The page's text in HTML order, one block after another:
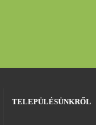
TELEPÜLÉSÜNKRŐL